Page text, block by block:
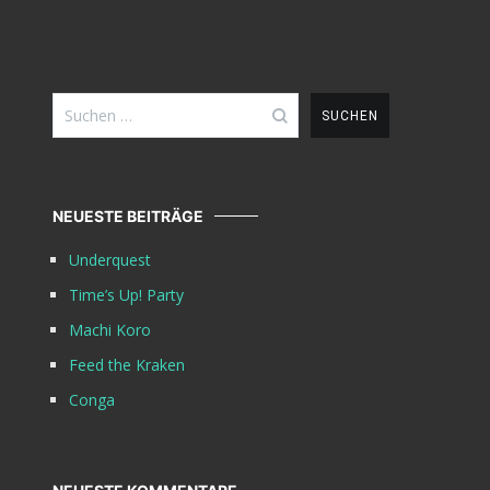
Suchen
nach:
NEUESTE BEITRÄGE
Underquest
Time’s Up! Party
Machi Koro
Feed the Kraken
Conga